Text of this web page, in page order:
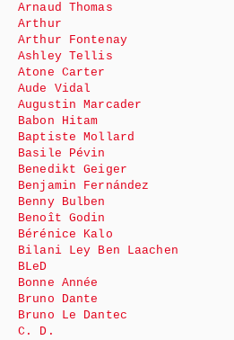
Arnaud Thomas
Arthur
Arthur Fontenay
Ashley Tellis
Atone Carter
Aude Vidal
Augustin Marcader
Babon Hitam
Baptiste Mollard
Basile Pévin
Benedikt Geiger
Benjamin Fernández
Benny Bulben
Benoît Godin
Bérénice Kalo
Bilani Ley Ben Laachen
BLeD
Bonne Année
Bruno Dante
Bruno Le Dantec
C. D.